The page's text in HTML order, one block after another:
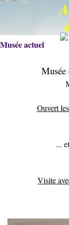
Musée actuel
Ouvert
...
Visite